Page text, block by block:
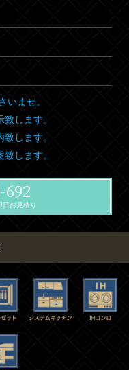
いませ。
します。
します。
します。
692
日お見積り